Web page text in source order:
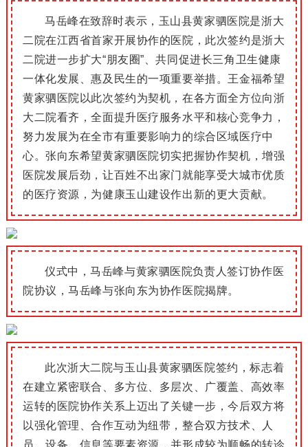
马岳峰在致辞时表示，玉山县黄家驷医院是浙大
二院在江西省首家开展协作的医院， 此次签约是浙大
二院进一步扩大“朋友圈” 、共同促进长三角卫生健康
一体化发展、惠及民生的一项重要举措。 王金福希望
黄家驷医院以此次签约为契机，在各方面全方位向浙
大二院看齐，全面提升医疗服务水平和核心竞争力，
努力发展为在全市有重要影响力的综合区域医疗中
心。张向东希望黄家驷医院切实把握协作契机，增强
医院发展后劲，让百姓不出家门就能享受大城市优质
的医疗资源，为健康玉山建设作出新的更大贡献。
仪式中，马岳峰与黄家驷医院负责人签订协作医
院协议，马岳峰与张向东为协作医院揭牌。
此次浙大二院与玉山县黄家驷医院签约，标志着
在建立紧密联合、多方位、多层次、广覆盖、高效率
运转的医院协作关系上迈出了关键一步，今后双方将
以强化管理、合作互动为纽带，整合双方技术、人
员、设备、信息等要素资源，并形成较为顺畅的转诊